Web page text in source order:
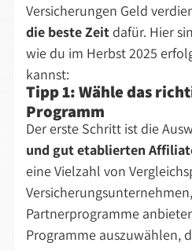
Versicherungen Geld
die beste Zeit dafür. Hier
wie du im Herbst 2025
kannst:
Tipp 1: Wähle das
Programm
Der erste Schritt ist die
und gut etablierten
eine Vielzahl von
Partnerprogramme
Programme auszuwählen,